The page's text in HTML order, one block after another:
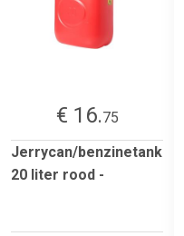
€ 16.75
Jerrycan/benzinetank
20 liter rood -